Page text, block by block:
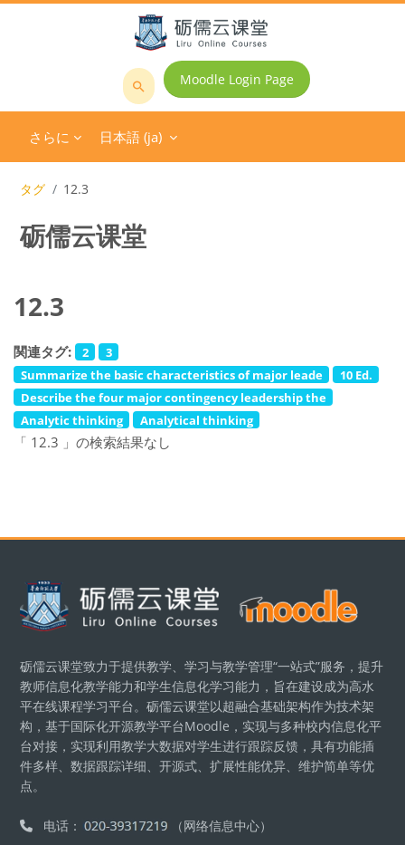
メインコンテンツへスキップする
コ
ス
を
す
Moodle Login Page
さらに 日本語 ‎(ja)‎
タグ 12.3
砺儒云课堂
12.3
関連タグ: 2
3
Summarize the basic characteristics of major leade
10 Ed.
Describe the four major contingency leadership the
Analytic thinking
Analytical thinking
「 12.3 」の検索結果なし
ブロック
砺儒云课堂致力于提供教学、学习与教学管理“一站式”服务，提升
教师信息化教学能力和学生信息化学习能力，旨在建设成为高水
平在线课程学习平台。砺儒云课堂以超融合基础架构作为技术架
构，基于国际化开源教学平台Moodle，实现与多种校内信息化平
台对接，实现利用教学大数据对学生进行跟踪反馈，具有功能插
件多样、数据跟踪详细、开源式、扩展性能优异、维护简单等优
点。
电话：
（网络信息中心）